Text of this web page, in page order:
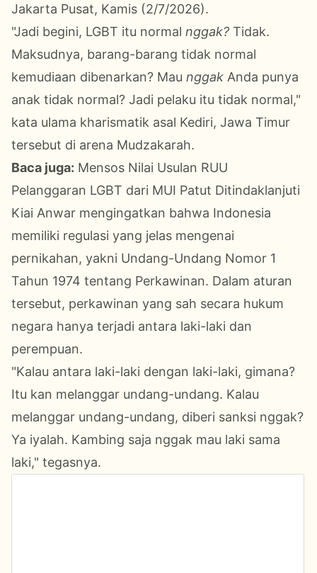
Jakarta Pusat, Kamis (2/7/2026).
"Jadi begini, LGBT itu normal nggak? Tidak.
Maksudnya, barang-barang tidak normal
kemudiaan dibenarkan? Mau nggak Anda punya
anak tidak normal? Jadi pelaku itu tidak normal,"
kata ulama kharismatik asal Kediri, Jawa Timur
tersebut di arena Mudzakarah.
Baca juga: Mensos Nilai Usulan RUU
Pelanggaran LGBT dari MUI Patut Ditindaklanjuti
Kiai Anwar mengingatkan bahwa Indonesia
memiliki regulasi yang jelas mengenai
pernikahan, yakni Undang-Undang Nomor 1
Tahun 1974 tentang Perkawinan. Dalam aturan
tersebut, perkawinan yang sah secara hukum
negara hanya terjadi antara laki-laki dan
perempuan.
"Kalau antara laki-laki dengan laki-laki, gimana?
Itu kan melanggar undang-undang. Kalau
melanggar undang-undang, diberi sanksi nggak?
Ya iyalah. Kambing saja nggak mau laki sama
laki," tegasnya.